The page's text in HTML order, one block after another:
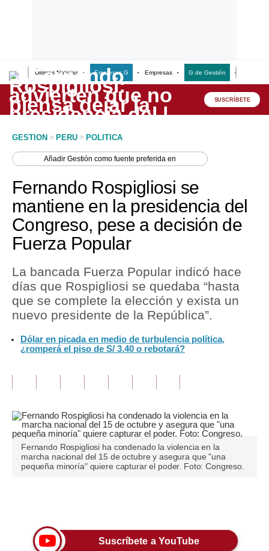
Últimas Noticias Empresas G Empresas G de Gestión
Lo último
Peru Quiosco
Economía
Mercados
Perú
Política
Tu Dinero
Finanzas Personales
Inmobiliarias
Opinión
Editorial
Pregunta de hoy
Blogs
Viajes
SUSCRÍBETE
GESTION > PERU > POLITICA
AñadirGestión como fuente preferida en
Fernando Rospigliosi se
mantiene en la presidencia del
Congreso, pese a decisión de
Fuerza Popular
La bancada Fuerza Popular indicó hace
días que Rospigliosi se quedaba “hasta
que se complete la elección y exista un
nuevo presidente de la República”.
Dólar en picada en medio de turbulencia política,
¿romperá el piso de S/ 3.40 o rebotará?
Fernando Rospigliosi ha condenado la violencia en la
marcha nacional del 15 de octubre y asegura que "una
pequeña minoría" quiere capturar el poder. Foto: Congreso.
Suscríbete a YouTube